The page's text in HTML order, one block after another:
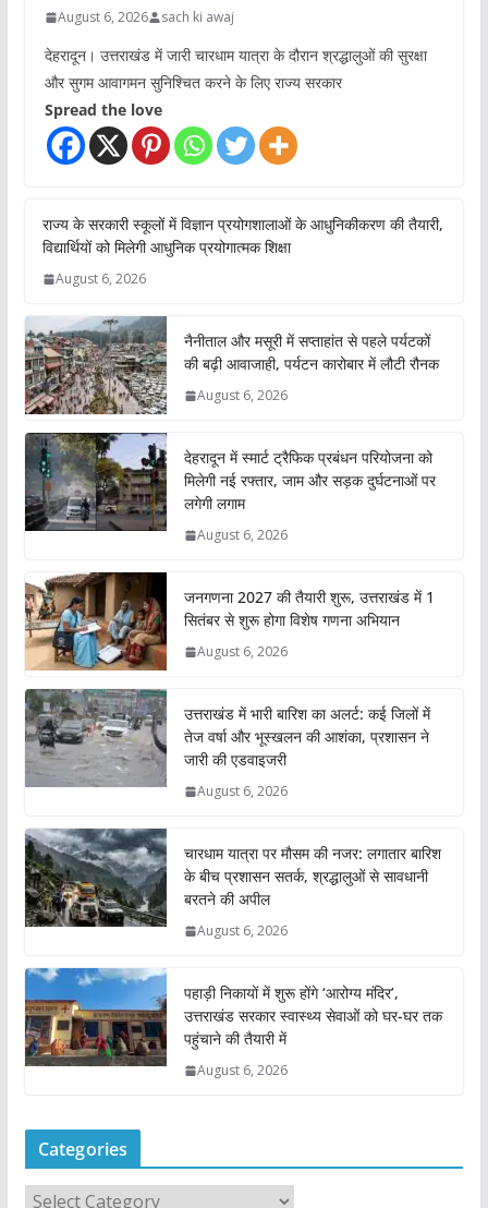
August 6, 2026 sach ki awaj
देहरादून। उत्तराखंड में जारी चारधाम यात्रा के दौरान श्रद्धालुओं की सुरक्षा
और सुगम आवागमन सुनिश्चित करने के लिए राज्य सरकार
Spread the love
राज्य के सरकारी स्कूलों में विज्ञान प्रयोगशालाओं के आधुनिकीकरण की तैयारी,
विद्यार्थियों को मिलेगी आधुनिक प्रयोगात्मक शिक्षा
August 6, 2026
नैनीताल और मसूरी में सप्ताहांत से पहले पर्यटकों
की बढ़ी आवाजाही, पर्यटन कारोबार में लौटी रौनक
August 6, 2026
देहरादून में स्मार्ट ट्रैफिक प्रबंधन परियोजना को
मिलेगी नई रफ्तार, जाम और सड़क दुर्घटनाओं पर
लगेगी लगाम
August 6, 2026
जनगणना 2027 की तैयारी शुरू, उत्तराखंड में 1
सितंबर से शुरू होगा विशेष गणना अभियान
August 6, 2026
उत्तराखंड में भारी बारिश का अलर्ट: कई जिलों में
तेज वर्षा और भूस्खलन की आशंका, प्रशासन ने
जारी की एडवाइजरी
August 6, 2026
चारधाम यात्रा पर मौसम की नजर: लगातार बारिश
के बीच प्रशासन सतर्क, श्रद्धालुओं से सावधानी
बरतने की अपील
August 6, 2026
पहाड़ी निकायों में शुरू होंगे ‘आरोग्य मंदिर’,
उत्तराखंड सरकार स्वास्थ्य सेवाओं को घर-घर तक
पहुंचाने की तैयारी में
August 6, 2026
Categories